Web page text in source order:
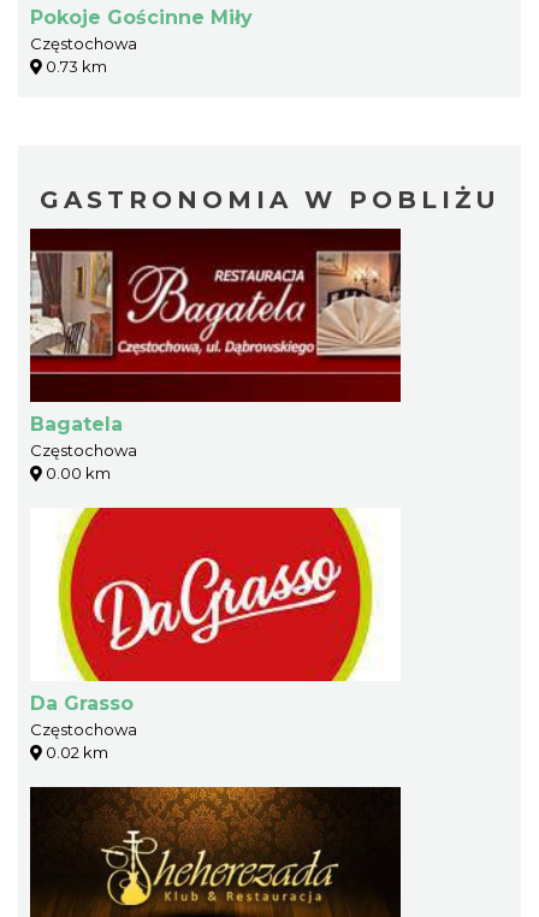
Pokoje Gościnne Miły
Częstochowa
0.73 km
GASTRONOMIA W POBLIŻU
Bagatela
Częstochowa
0.00 km
Da Grasso
Częstochowa
0.02 km